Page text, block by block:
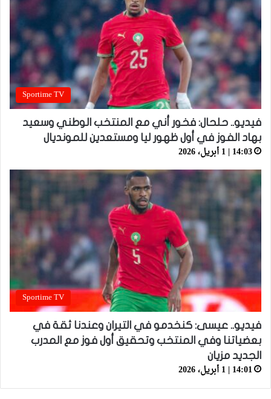
Sportime TV
فيديو.. حلحال: فخور أني مع المنتخب الوطني وسعيد
بهاد الفوز في أول ظهور ليا ومستعدين للمونديال
14:03 | 1 أبريل، 2026
Sportime TV
فيديو.. عيسى: كنخدمو في التيران وعندنا ثقة في
بعضياتنا وفي المنتخب وتحقيق أول فوز مع المدرب
الجديد مزيان
14:01 | 1 أبريل، 2026